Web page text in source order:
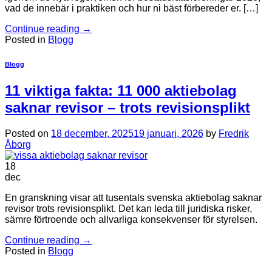
vad de innebär i praktiken och hur ni bäst förbereder er. […]
Continue reading →
Posted in Blogg
Blogg
11 viktiga fakta: 11 000 aktiebolag
saknar revisor – trots revisionsplikt
Posted on 18 december, 202519 januari, 2026 by Fredrik
Åborg
18
dec
En granskning visar att tusentals svenska aktiebolag saknar
revisor trots revisionsplikt. Det kan leda till juridiska risker,
sämre förtroende och allvarliga konsekvenser för styrelsen.
Continue reading →
Posted in Blogg